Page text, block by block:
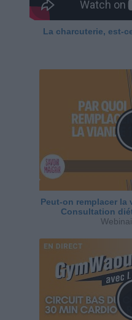
La charcuterie, est-
Peut-on remplacer la
Consultation